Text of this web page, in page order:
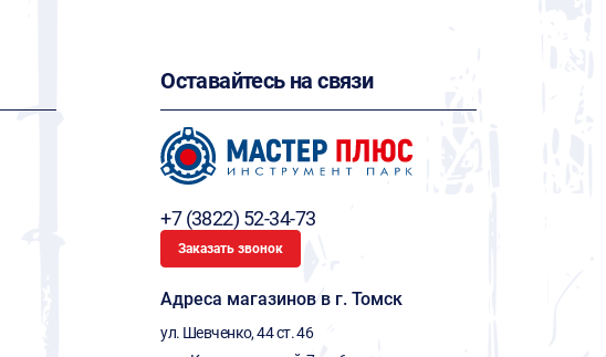
Оставайтесь на связи
+7 (3822) 52-34-73
Заказать звонок
Адреса магазинов в г. Томск
ул. Шевченко, 44 ст. 46